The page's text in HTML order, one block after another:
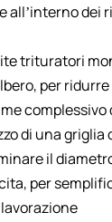
all’interno dei
trituratori
, per ridurre
di una griglia
il
per